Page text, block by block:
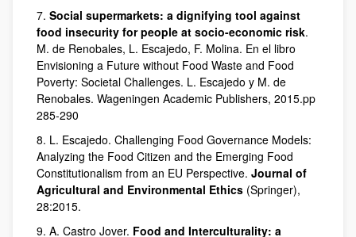
7. Social supermarkets: a dignifying tool against
food insecurity for people at socio-economic risk.
M. de Renobales, L. Escajedo, F. Molina. En el libro
Envisioning a Future without Food Waste and Food
Poverty: Societal Challenges. L. Escajedo y M. de
Renobales. Wageningen Academic Publishers, 2015.pp
285-290
8. L. Escajedo. Challenging Food Governance Models:
Analyzing the Food Citizen and the Emerging Food
Constitutionalism from an EU Perspective. Journal of
Agricultural and Environmental Ethics (Springer),
28:2015.
9. A. Castro Jover. Food and Interculturality: a